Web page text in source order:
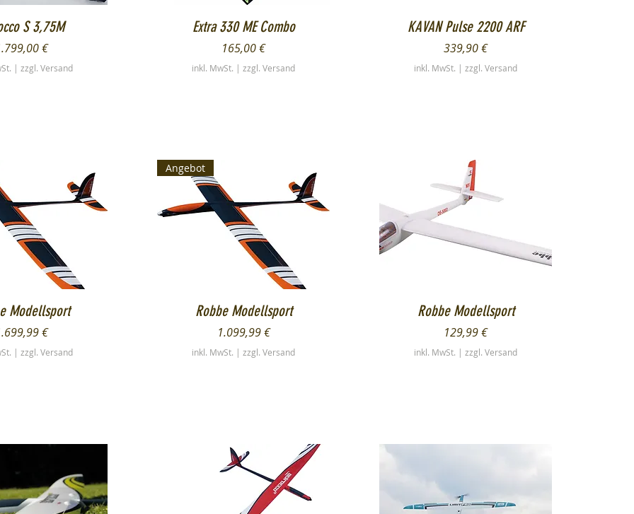
S 3,75M
€
|zzgl. Versand
Schnellansicht
Extra 330 ME Combo
Preis
165,00 €
inkl. MwSt. |zzgl. Versand
Schnellansicht
KAVAN Pulse 2200 ARF
Preis
339,90 €
inkl. MwSt. |zzgl. Versand
Modellsport
€
|zzgl. Versand
Schnellansicht
Angebot
Robbe Modellsport
Preis
1.099,99 €
inkl. MwSt. |zzgl. Versand
Schnellansicht
Robbe Modellsport
Preis
129,99 €
inkl. MwSt. |zzgl. Versand